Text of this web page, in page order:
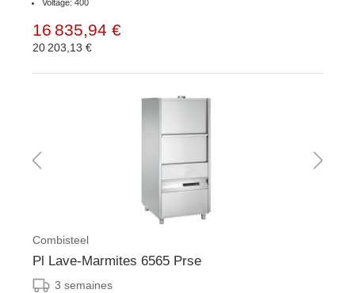
Voltage: 400
16 835,94 €
20 203,13 €
Combisteel
Pl Lave-Marmites 6565 Prse
3 semaines